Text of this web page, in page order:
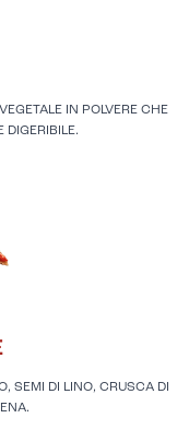
IN POLVERE CHE
DIGERIBILE.
SEMI DI LINO, CRUSCA DI